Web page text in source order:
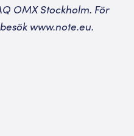
OMX Stockholm. För
www.note.eu.